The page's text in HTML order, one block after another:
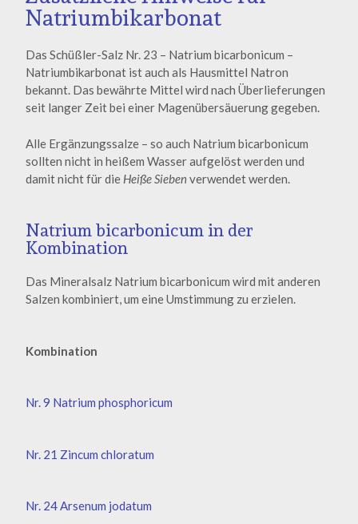
Natriumbikarbonat
Das Schüßler-Salz Nr. 23 – Natrium bicarbonicum –
Natriumbikarbonat ist auch als Hausmittel Natron
bekannt. Das bewährte Mittel wird nach Überlieferungen
seit langer Zeit bei einer Magenübersäuerung gegeben.
Alle Ergänzungssalze – so auch Natrium bicarbonicum
sollten nicht in heißem Wasser aufgelöst werden und
damit nicht für die Heiße Siebenverwendet werden.
Natrium bicarbonicum in der
Kombination
Das Mineralsalz Natrium bicarbonicum wird mit anderen
Salzen kombiniert, um eine Umstimmung zu erzielen.
Kombination
Nr. 9 Natrium phosphoricum
Nr. 21 Zincum chloratum
Nr. 24 Arsenum jodatum